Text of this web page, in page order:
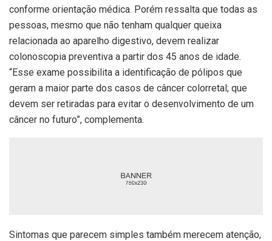
conforme orientação médica. Porém ressalta que todas as
pessoas, mesmo que não tenham qualquer queixa
relacionada ao aparelho digestivo, devem realizar
colonoscopia preventiva a partir dos 45 anos de idade.
“Esse exame possibilita a identificação de pólipos que
geram a maior parte dos casos de câncer colorretal; que
devem ser retiradas para evitar o desenvolvimento de um
câncer no futuro”, complementa.
Sintomas que parecem simples também merecem atenção,